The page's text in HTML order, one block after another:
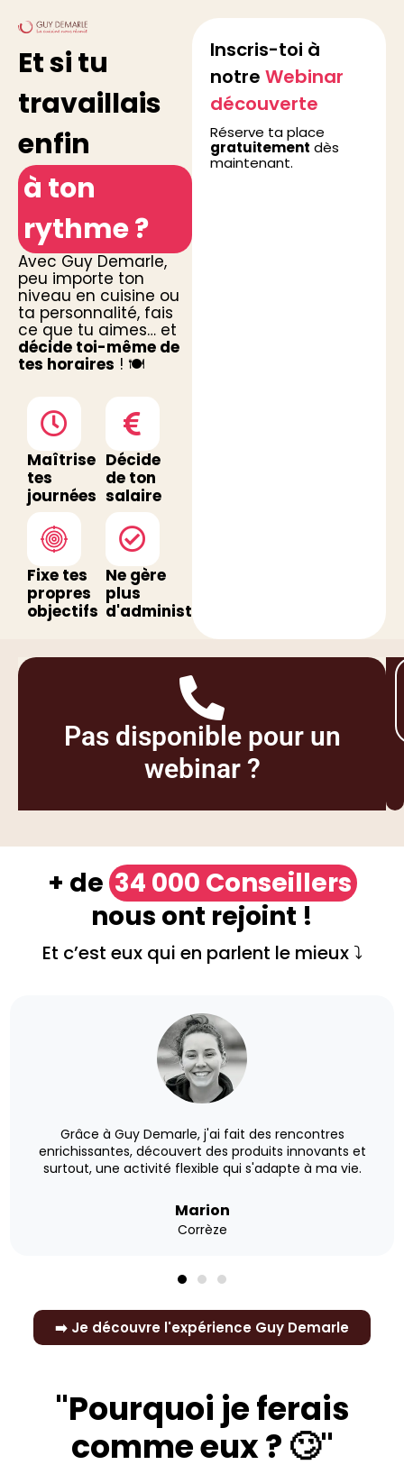
Et si tu
travaillais
enfin
à ton
rythme ?
Avec Guy Demarle,
peu importe ton
niveau en cuisine ou
ta personnalité, fais
ce que tu aimes… et
décide toi-même de
tes horaires ! 🍽️
Maîtrise
tes
journées
Décide
de ton
salaire
Fixe tes
propres
objectifs
Ne gère
plus
d'administratif
Inscris-toi à
notreWebinar
découverte
Réserve ta place
gratuitement dès
maintenant.
Pas disponible pour un
webinar ?
+ de 34 000 Conseillers
nous ont rejoint !
Et c’est eux qui en parlent le mieux ⤵️
Grâce à Guy Demarle, j'ai fait des rencontres
enrichissantes, découvert des produits innovants et
surtout, une activité flexible qui s'adapte à ma vie.
Marion
Corrèze
➡️ Je découvre l'expérience Guy Demarle
"Pourquoi je ferais
comme eux ? 🙄"